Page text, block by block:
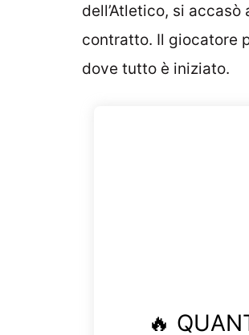
dell’Atletico, si accasò
contratto. Il giocatore
dove tutto è iniziato.
🔥